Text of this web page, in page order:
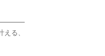
える、